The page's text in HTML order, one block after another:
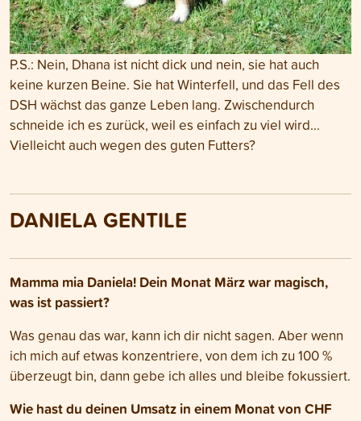
P.S.: Nein, Dhana ist nicht dick und nein, sie hat auch
keine kurzen Beine. Sie hat Winterfell, und das Fell des
DSH wächst das ganze Leben lang. Zwischendurch
schneide ich es zurück, weil es einfach zu viel wird...
Vielleicht auch wegen des guten Futters?
DANIELA GENTILE
Mamma mia Daniela! Dein Monat März war magisch,
was ist passiert?
Was genau das war, kann ich dir nicht sagen. Aber wenn
ich mich auf etwas konzentriere, von dem ich zu 100 %
überzeugt bin, dann gebe ich alles und bleibe fokussiert.
Wie hast du deinen Umsatz in einem Monat von CHF